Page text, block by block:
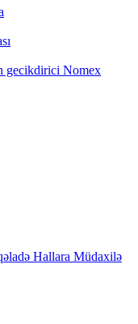
gecikdirici Nomex
Hallara Müdaxilə